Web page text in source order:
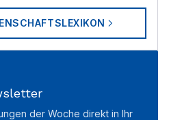
der Woche direkt in Ihr